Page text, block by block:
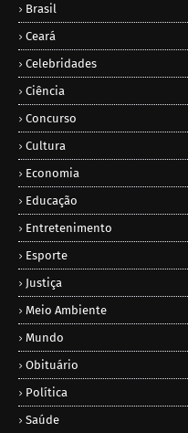
Brasil
Ceará
Celebridades
Ciência
Concurso
Cultura
Economia
Educação
Entretenimento
Esporte
Justiça
Meio Ambiente
Mundo
Obituário
Política
Saúde